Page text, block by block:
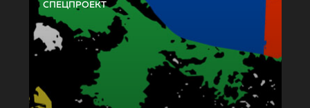
СПЕЦПРОЕКТ